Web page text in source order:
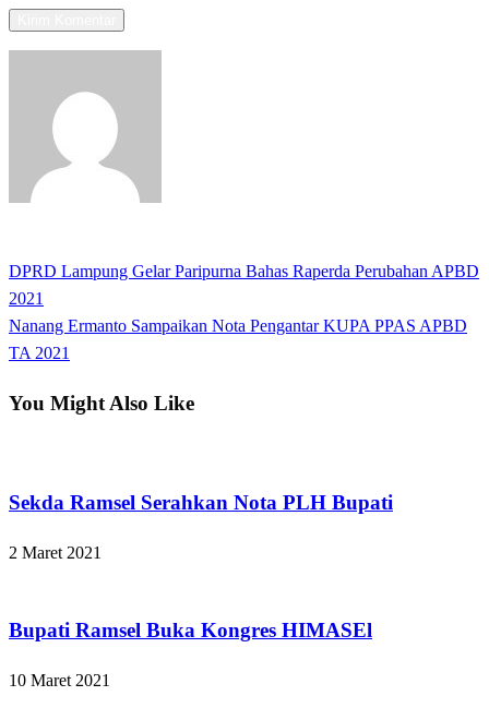
Navigasi
pos
Previous
Post
DPRD Lampung Gelar Paripurna Bahas Raperda Perubahan APBD
2021
Next
Post
Nanang Ermanto Sampaikan Nota Pengantar KUPA PPAS APBD
TA 2021
You Might Also Like
Sekda Ramsel Serahkan Nota PLH Bupati
2 Maret 2021
Bupati Ramsel Buka Kongres HIMASEl
10 Maret 2021